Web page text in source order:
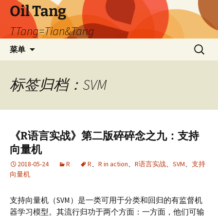
文
Oil Tang
TTang=Tian&Tang
菜单
搜
索：
标签归档：SVM
《R语言实战》第二版碎碎念之九：支持
向量机
2018-05-24 R R、 R in action、 R语言实战、 SVM、 支持
向量机
支持向量机（SVM）是一类可用于分类和回归的有监督机
器学习模型。其流行归功于两个方面：一方面，他们可输